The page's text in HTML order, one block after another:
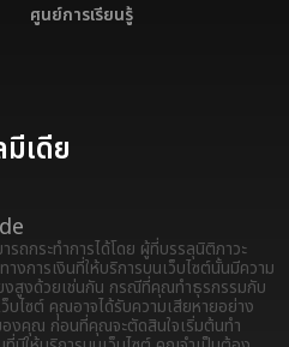
ศูนย์การเรียนรู้
มีเดีย
รถกระทำการได้โดย ผู้ที่บรรลุนิติภาวะ
งการเงินที่ให้บริการบนเว็บไซต์นั้นมีความ
งสูงด้วยเช่นกัน กรณีที่คุณทำธุรกรรมกับ
บไซต์ คุณอาจได้รับความเสียหายอย่าง
งคุณ ก่อนที่คุณจะตัดสินใจเริ่มต้นทำ